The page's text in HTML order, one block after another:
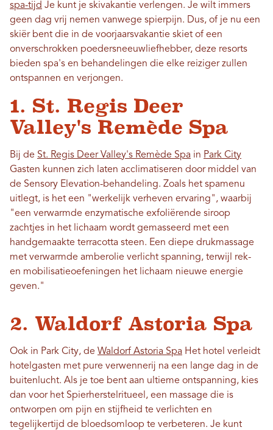
spa-tijd Je kunt je skivakantie verlengen. Je wilt immers
geen dag vrij nemen vanwege spierpijn. Dus, of je nu een
skiër bent die in de voorjaarsvakantie skiet of een
onverschrokken poedersneeuwliefhebber, deze resorts
bieden spa's en behandelingen die elke reiziger zullen
ontspannen en verjongen.
1. St. Regis Deer
Valley's Remède Spa
Bij de St. Regis Deer Valley's Remède Spa in Park City
Gasten kunnen zich laten acclimatiseren door middel van
de Sensory Elevation-behandeling. Zoals het spamenu
uitlegt, is het een "werkelijk verheven ervaring", waarbij
"een verwarmde enzymatische exfoliërende siroop
zachtjes in het lichaam wordt gemasseerd met een
handgemaakte terracotta steen. Een diepe drukmassage
met verwarmde amberolie verlicht spanning, terwijl rek-
en mobilisatieoefeningen het lichaam nieuwe energie
geven."
2. Waldorf Astoria Spa
Ook in Park City, de Waldorf Astoria Spa Het hotel verleidt
hotelgasten met pure verwennerij na een lange dag in de
buitenlucht. Als je toe bent aan ultieme ontspanning, kies
dan voor het Spierherstelritueel, een massage die is
ontworpen om pijn en stijfheid te verlichten en
tegelijkertijd de bloedsomloop te verbeteren. Je kunt